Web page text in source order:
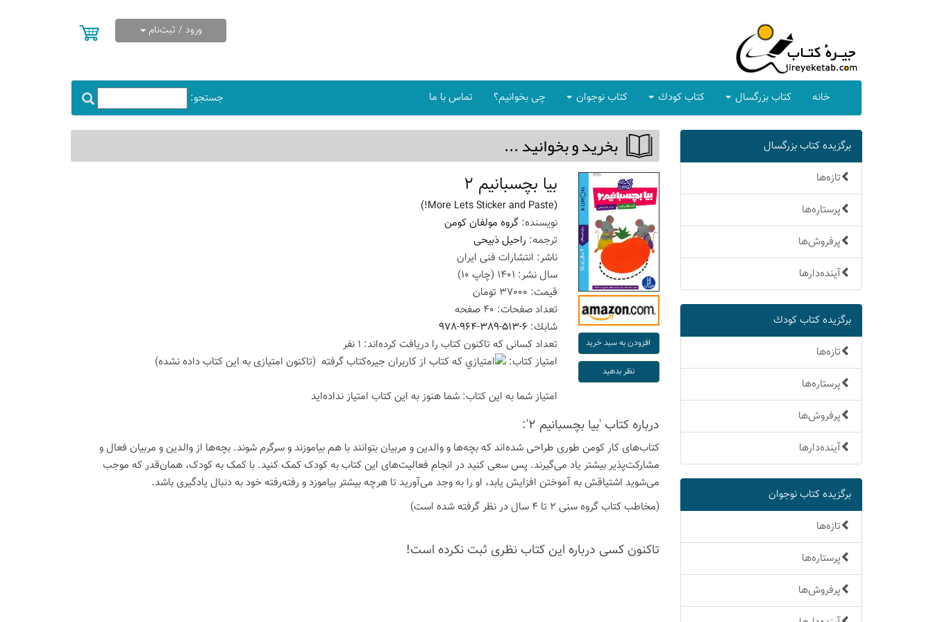
ورود / ثبت‌نام
جستجو: خانه كتاب بزرگسال كتاب كودك كتاب نوجوان چی بخوانیم؟ تماس با ما
برگزیده كتاب بزرگسال
تازه‌ها
پرستاره‌ها
پرفروش‌ها
آینده‌دارها
برگزیده كتاب كودك
تازه‌ها
پرستاره‌ها
پرفروش‌ها
آینده‌دارها
برگزیده كتاب نوجوان
تازه‌ها
پرستاره‌ها
پرفروش‌ها
بخريد و بخوانيد ...
بیا بچسبانیم 2
(More Lets Sticker and Paste!)
نویسنده: گروه مولفان کومن
ترجمه: راحیل ذبیحی
ناشر: انتشارات فنی ایران
سال نشر: 1401 (چاپ 10
)
قیمت: 37000 تومان
تعداد صفحات: 40 صفحه
شابك: 978-964-389-513-6
تعداد كسانی كه تاكنون كتاب را دریافت كرده‌اند: 1 نفر
امتیاز كتاب:
(تاكنون امتیازی به این كتاب داده نشده)
امتیاز شما به این كتاب: شما هنوز به این كتاب امتیاز نداده‌اید
درباره كتاب 'بیا بچسبانیم 2':
کتاب‌های کار کومن طوری طراحی شده‌اند که بچه‌ها و والدین و مربیان بتوانند با هم بیاموزند و سرگرم شوند. بچه‌ها از والدین و مربیان فعال و
مشارکت‌پذیر بیشتر یاد می‌گیرند. پس سعی کنید در انجام فعالیت‌های این کتاب به کودک کمک کنید. با کمک به کودک، همان‌قدر که موجب
می‌شوید اشتیاقش به آموختن افزایش یابد، او را به وجد می‌آورید تا هرچه بیشتر بیاموزد و رفته‌رفته خود به دنبال یادگیری باشد.
(مخاطب کتاب گروه سنی 2 تا 4 سال در نظر گرفته شده است)
تاكنون كسی درباره این كتاب نظری ثبت نكرده است!